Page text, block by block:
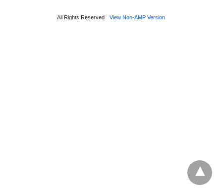
All Rights Reserved View Non-AMP Version